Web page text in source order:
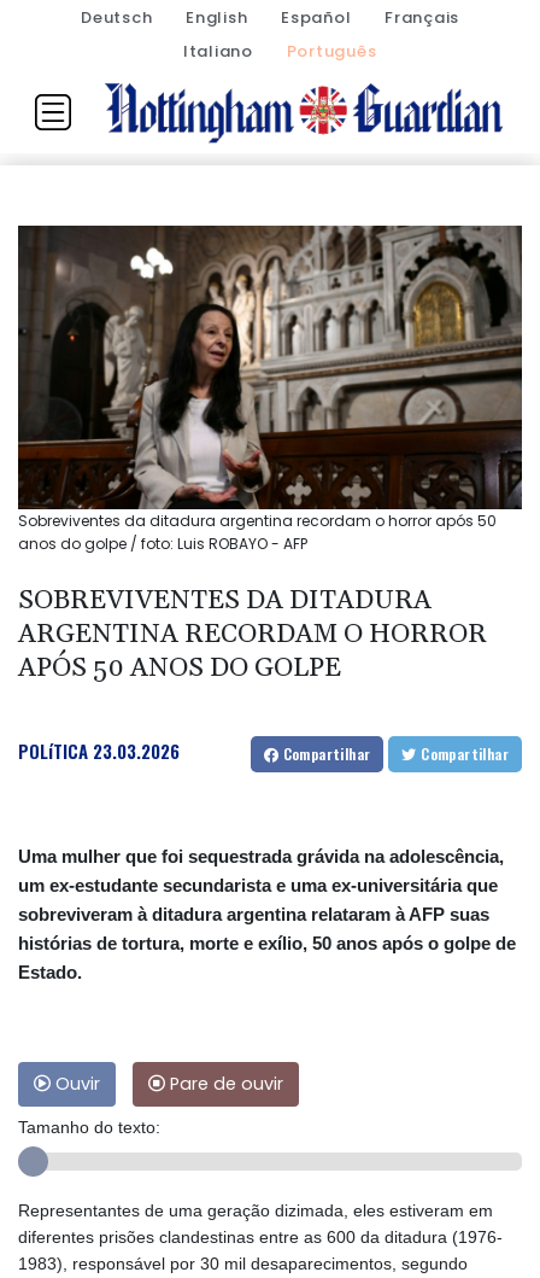
Deutsch English Español
Français
Italiano
Português
Sobreviventes da ditadura argentina recordam o horror após 50
anos do golpe / foto: Luis ROBAYO - AFP
SOBREVIVENTES DA DITADURA
ARGENTINA RECORDAM O HORROR
APÓS 50 ANOS DO GOLPE
POLíTICA 23.03.2026 Compartilhar Compartilhar
Uma mulher que foi sequestrada grávida na adolescência,
um ex-estudante secundarista e uma ex-universitária que
sobreviveram à ditadura argentina relataram à AFP suas
histórias de tortura, morte e exílio, 50 anos após o golpe de
Estado.
Ouvir Pare de ouvir
Tamanho do texto:
Representantes de uma geração dizimada, eles estiveram em
diferentes prisões clandestinas entre as 600 da ditadura (1976-
1983), responsável por 30 mil desaparecimentos, segundo